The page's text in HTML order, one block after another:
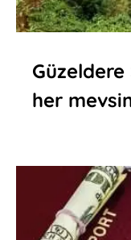
Güzeldere
her